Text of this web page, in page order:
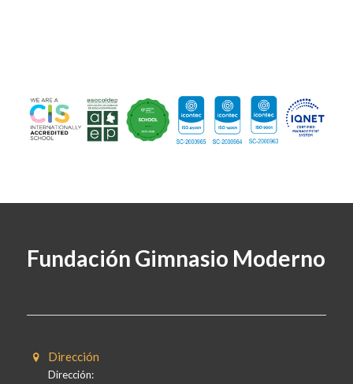
Fundación Gimnasio Moderno
Dirección
Dirección: